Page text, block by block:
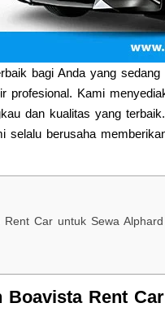
bagi Anda yang
profesional. Kami
dan kualitas yang
selalu berusaha
Car untuk Sewa
Boavista Rent